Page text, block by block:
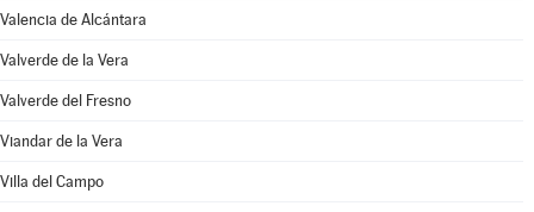
Valencia de Alcántara
Valverde de la Vera
Valverde del Fresno
Viandar de la Vera
Villa del Campo